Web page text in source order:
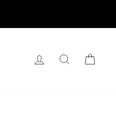
LOG INCAUTA